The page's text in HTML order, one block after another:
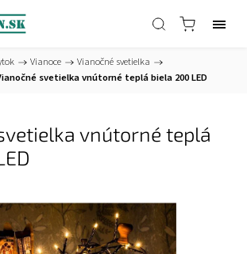
/ Vianoce / Vianočné svetielka /
svetielka vnútorné teplá biela 200 LED
vnútorné teplá